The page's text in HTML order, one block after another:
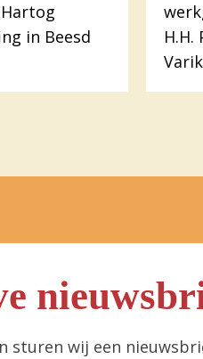
in Beesd
Varik
sturen wij een